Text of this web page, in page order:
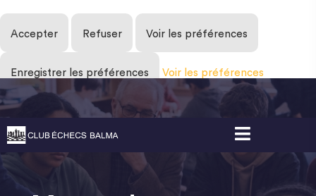
Accepter Refuser Voir les préférences
Enregistrer les préférences Voir les préférences
Gestion des cookies